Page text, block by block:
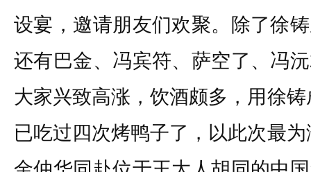
设宴，邀请朋友们欢聚。除了徐
还有巴金、冯宾符、萨空了、冯
大家兴致高涨，饮酒颇多，用徐
已吃过四次烤鸭子了，以此次最